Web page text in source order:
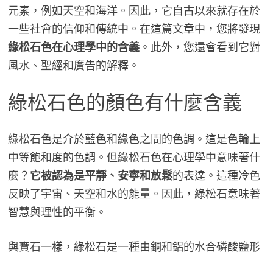
元素，例如天空和海洋。因此，它自古以來就存在於
一些社會的信仰和傳統中。在這篇文章中，您將發現
綠松石色在心理學中的含義。此外，您還會看到它對
風水、聖經和廣告的解釋。
綠松石色的顏色有什麼含義
綠松石色是介於藍色和綠色之間的色調。這是色輪上
中等飽和度的色調。但綠松石色在心理學中意味著什
麼？ 它被認為是平靜、安寧和放鬆的表達。這種冷色
反映了宇宙、天空和水的能量。因此，綠松石意味著
智慧與理性的平衡。
與寶石一樣，綠松石是一種由銅和鋁的水合磷酸鹽形